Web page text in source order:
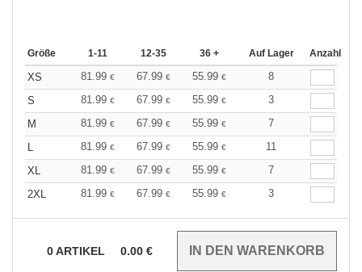
Größe 1-11 12-35 36 + Auf Lager Anzahl
XS 81.99 € 67.99 € 55.99 €
8
S
81.99 € 67.99 € 55.99 €
3
M
81.99 € 67.99 € 55.99 €
7
L
81.99 € 67.99 € 55.99 €
11
XL
81.99 € 67.99 € 55.99 €
7
2XL
81.99 € 67.99 € 55.99 € 3
0ARTIKEL 0.00 €